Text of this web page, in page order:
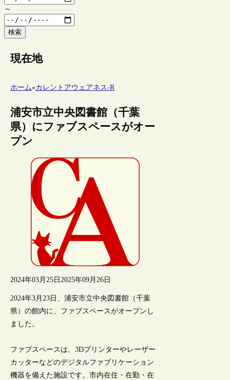
～
検索
現在地
ホーム»カレントアウェアネス-R
浦安市立中央図書館（千葉
県）にファブスペースがオー
プン
2024年03月25日 2025年09月26日
2024年3月23日、浦安市立中央図書館（千葉
県）の館内に、ファブスペースがオープンし
ました。
ファブスペースは、3Dプリンターやレーザー
カッターなどのデジタルファブリケーション
機器を備えた施設です。市内在住・在勤・在